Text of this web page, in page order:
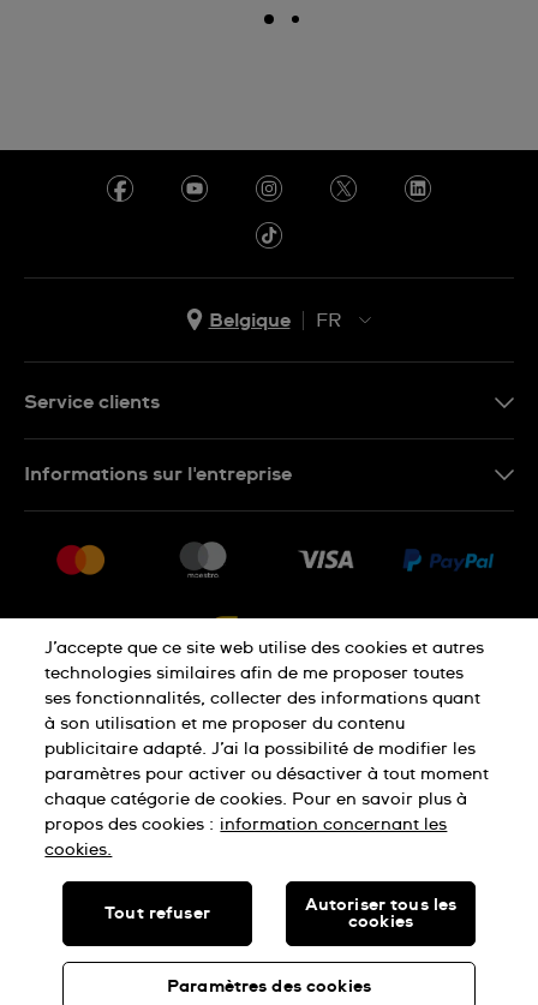
Belgique
FR
Service clients
Retour
Conditions De Vente
Droit de rétractation
Informations sur l'entreprise
Jobs
Déclaration De Confidentialité
Cookies Conditions D'Utilisation
SWISS MADE
© SWATCH LTD, 2026 TOUS DROITS RÉSERVÉS : MONTRES
J’accepte que ce site web utilise des cookies et autres
technologies similaires afin de me proposer toutes
ses fonctionnalités, collecter des informations quant
à son utilisation et me proposer du contenu
publicitaire adapté. J’ai la possibilité de modifier les
paramètres pour activer ou désactiver à tout moment
chaque catégorie de cookies. Pour en savoir plus à
propos des cookies : information concernant les
cookies.
Paramètres des cookies
Tout refuser
Autoriser tous les
cookies